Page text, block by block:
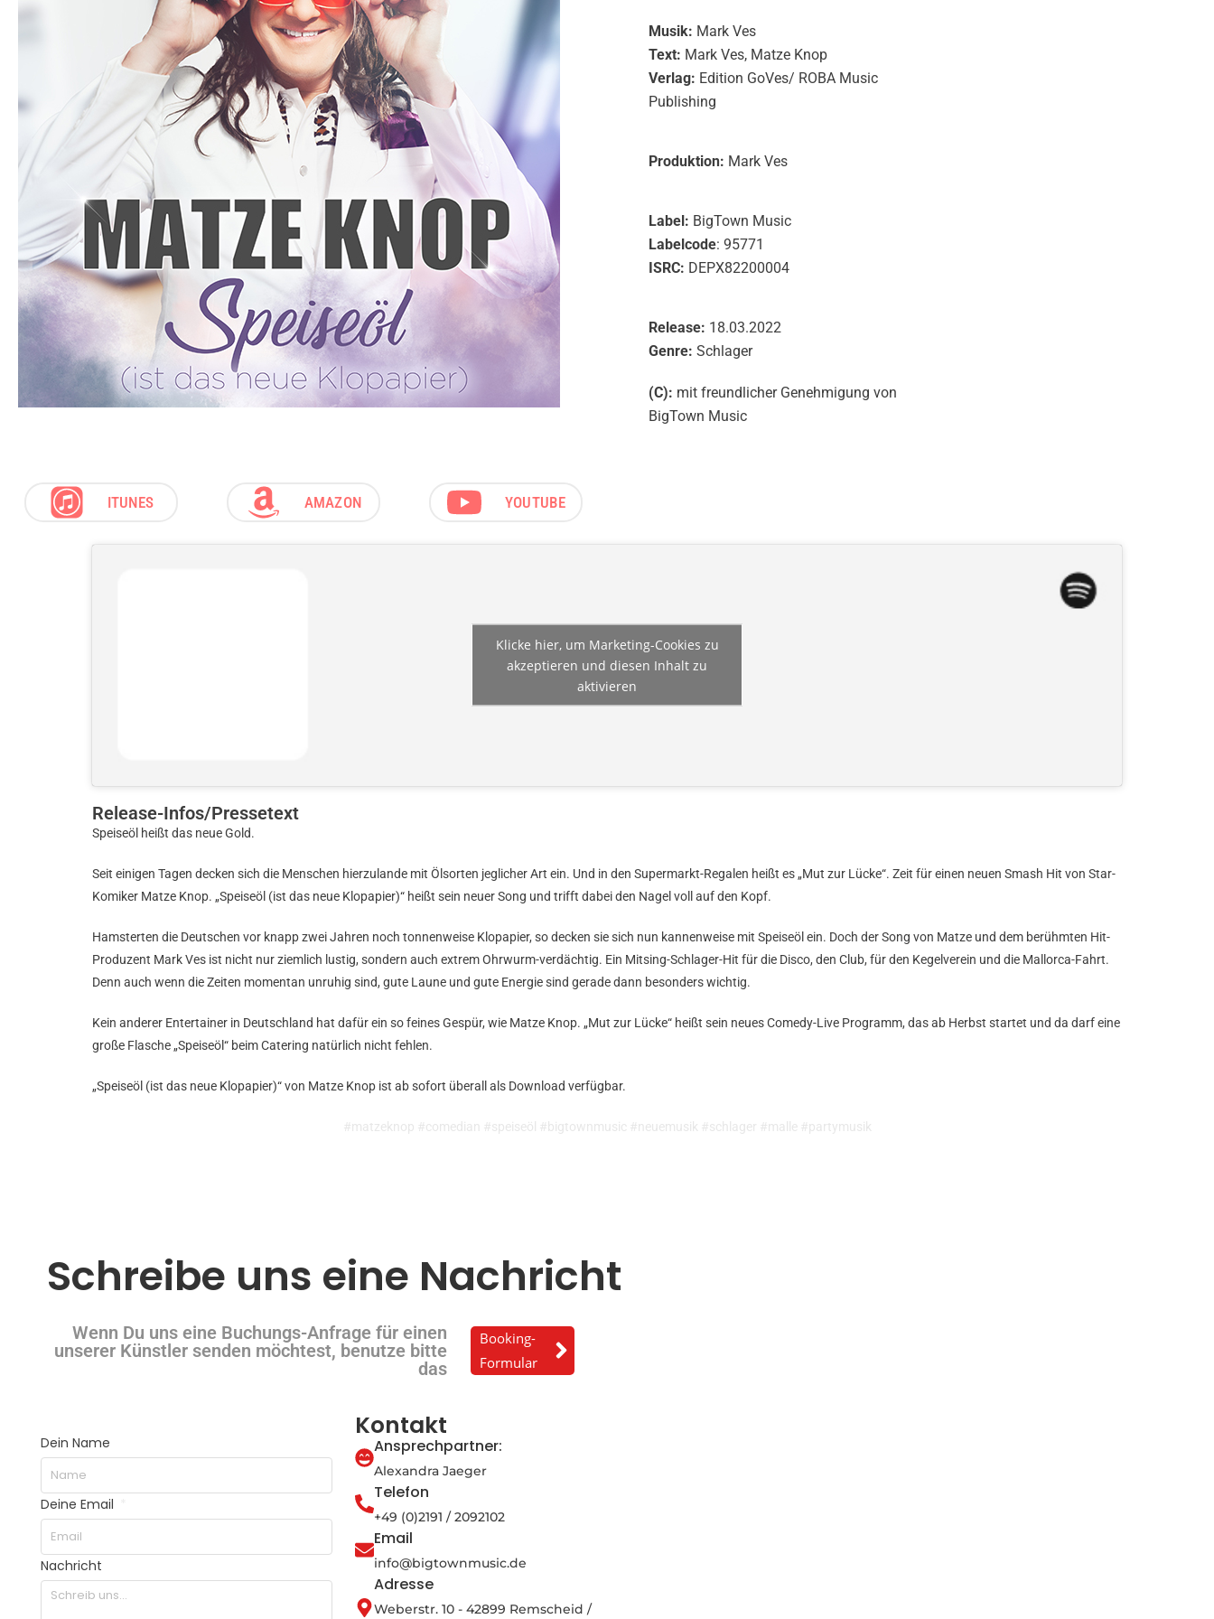
Musik: Mark Ves
Text: Mark Ves, Matze Knop
Verlag: Edition GoVes/ ROBA Music
Publishing
Produktion: Mark Ves
Label: BigTown Music
Labelcode: 95771
ISRC: DEPX82200004
Release: 18.03.2022
Genre:Schlager
(C): mit freundlicher Genehmigung von
BigTown Music
ITUNES AMAZON YOUTUBE
Klicke hier, um Marketing-Cookies zu
akzeptieren und diesen Inhalt zu
aktivieren
Release-Infos/Pressetext
Speiseöl heißt das neue Gold.
Seit einigen Tagen decken sich die Menschen hierzulande mit Ölsorten jeglicher Art ein. Und in den Supermarkt-Regalen heißt es „Mut zur Lücke“. Zeit für einen neuen Smash Hit von Star-
Komiker Matze Knop. „Speiseöl (ist das neue Klopapier)“ heißt sein neuer Song und trifft dabei den Nagel voll auf den Kopf.
Hamsterten die Deutschen vor knapp zwei Jahren noch tonnenweise Klopapier, so decken sie sich nun kannenweise mit Speiseöl ein. Doch der Song von Matze und dem berühmten Hit-
Produzent Mark Ves ist nicht nur ziemlich lustig, sondern auch extrem Ohrwurm-verdächtig. Ein Mitsing-Schlager-Hit für die Disco, den Club, für den Kegelverein und die Mallorca-Fahrt.
Denn auch wenn die Zeiten momentan unruhig sind, gute Laune und gute Energie sind gerade dann besonders wichtig.
Kein anderer Entertainer in Deutschland hat dafür ein so feines Gespür, wie Matze Knop. „Mut zur Lücke“ heißt sein neues Comedy-Live Programm, das ab Herbst startet und da darf eine
große Flasche „Speiseöl“ beim Catering natürlich nicht fehlen.
„Speiseöl (ist das neue Klopapier)“ von Matze Knop ist ab sofort überall als Download verfügbar.
#matzeknop #comedian #speiseöl #bigtownmusic #neuemusik #schlager #malle #partymusik
Schreibe uns eine Nachricht
Wenn Du uns eine Buchungs-Anfrage für einen
unserer Künstler senden möchtest, benutze bitte
das
Booking-
Formular
Dein Name
Deine Email
Nachricht
Kontakt
Ansprechpartner:
Alexandra Jaeger
Telefon
+49 (0)2191 / 2092102
Email
info@bigtownmusic.de
Adresse
Weberstr. 10 - 42899 Remscheid /